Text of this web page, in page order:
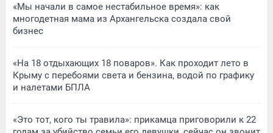
«Мы начали в самое нестабильное время»: как
многодетная мама из Архангельска создала свой
бизнес
«На 18 отдыхающих 18 поваров». Как проходит лето в
Крыму с перебоями света и бензина, водой по графику
и налетами БПЛА
«Это тот, кого ты травила»: прикамца приговорили к 22